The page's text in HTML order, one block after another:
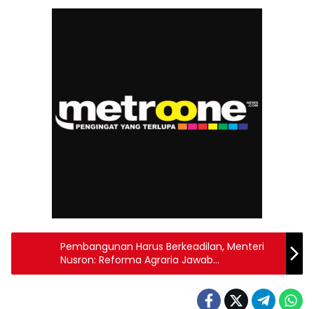
Pembangunan Harus Berkeadilan, Menteri
Nusron: Reforma Agraria Jawab
Ketimpangan Penguasaan dan Pemilikan